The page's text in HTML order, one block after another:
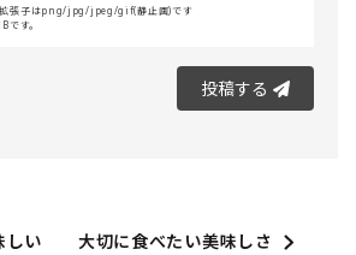
拡張子はpng/jpg/jpeg/gif(静止画)です
です。
投稿する
しい 大切に食べたい美味しさ